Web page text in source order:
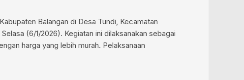
Balangan di Desa Tundi, Kecamatan
(6/1/2026). Kegiatan ini dilaksanakan sebagai
harga yang lebih murah. Pelaksanaan